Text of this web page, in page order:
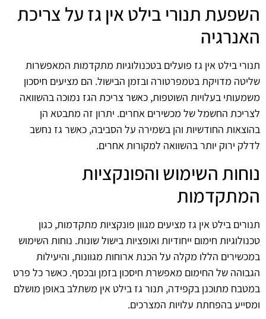
השפעת תנורי בילט אין גז על צריכת
האנרגיה
תנורי בילט אין גז פועלים בטכנולוגיות מתקדמות המאפשרות
שליטה מדויקת בטמפרטורה ובזמן הבישול. הם מציעים חיסכון
משמעותי בעלויות השוטפות, כאשר צריכת הגז נמוכה בהשוואה
לצריכת החשמל של מכשירים אחרים. יתרון זה מתבטא הן
בהוצאות החודשיות והן בשמירה על הסביבה, כאשר גז נחשב
לדלק ירוק יותר בהשוואה למקורות אחרים.
נוחות השימוש והפונקציות
המתקדמות
תנורים בילט אין גז מציעים מגוון פונקציות מתקדמות, כגון
טכנולוגיות חימום ייחודיות ואופציות בישול שונות. נוחות השימוש
במכשירים הללו מקלה על הכנת ארוחות מגוונות, והיעילות
הגבוהה של החימום מאפשרת חיסכון בזמן ובכסף. כאשר כל פרט
במטבח מתוכנן בקפידה, תנור גז בילט אין משתלב באופן מושלם
ומסייע בהפחתת עלויות המצרכים.